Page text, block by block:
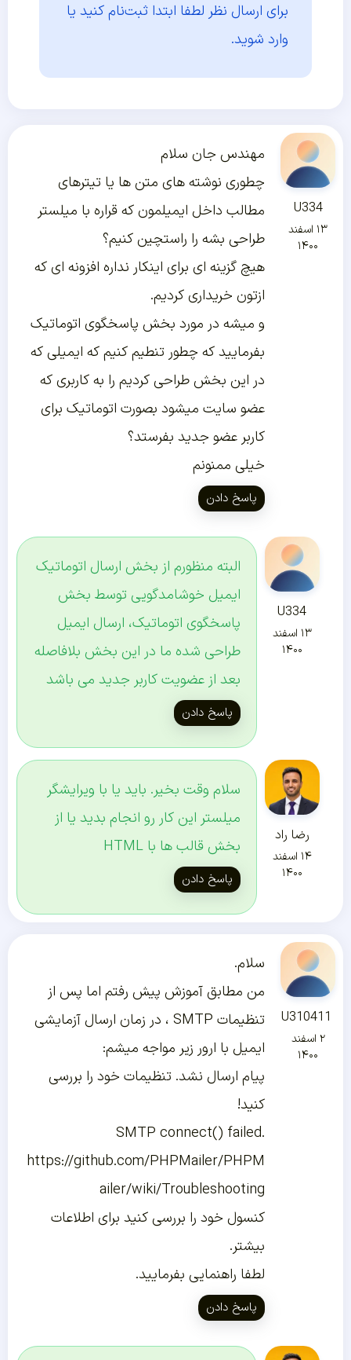
برای ارسال نظر لطفا ابتدا ثبت‌نام کنید یا
وارد شوید.
U334
۱۳ اسفند
۱۴۰۰
مهندس جان سلام
چطوری نوشته های متن ها یا تیترهای
مطالب داخل ایمیلمون که قراره با میلستر
طراحی بشه را راستچین کنیم؟
هیچ گزینه ای برای اینکار نداره افزونه ای که
ازتون خریداری کردیم.
و میشه در مورد بخش پاسخگوی اتوماتیک
بفرمایید که چطور تنطیم کنیم که ایمیلی که
در این بخش طراحی کردیم را به کاربری که
عضو سایت میشود بصورت اتوماتیک برای
کاربر عضو جدید بفرستد؟
خیلی ممنونم
پاسخ دادن
U334
۱۳ اسفند
۱۴۰۰
البته منظورم از بخش ارسال اتوماتیک
ایمیل خوشامدگویی توسط بخش
پاسخگوی اتوماتیک، ارسال ایمیل
طراحی شده ما در این بخش بلافاصله
بعد از عضویت کاربر جدید می باشد
پاسخ دادن
رضا راد
۱۴ اسفند
۱۴۰۰
سلام وقت بخیر. باید یا با ویرایشگر
میلستر این کار رو انجام بدید یا از
بخش قالب ها با HTML
پاسخ دادن
U310411
۲ اسفند
۱۴۰۰
سلام.
من مطابق آموزش پیش رفتم اما پس از
تنظیمات SMTP ، در زمان ارسال آزمایشی
ایمیل با ارور زیر مواجه میشم:
پیام ارسال نشد. تنظیمات خود را بررسی
کنید!
SMTP connect() failed.
https://github.com/PHPMailer/PHPM
ailer/wiki/Troubleshooting
کنسول خود را بررسی کنید برای اطلاعات
بیشتر.
لطفا راهنمایی بفرمایید.
پاسخ دادن